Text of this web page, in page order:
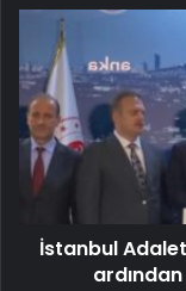
İstanbul Adalet